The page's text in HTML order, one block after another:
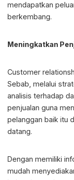
mendapatkan
berkembang.
Meningkatkan
Customer
Sebab, melalui
analisis terhadap
penjualan guna
pelanggan baik itu
datang.
Dengan memiliki
mudah